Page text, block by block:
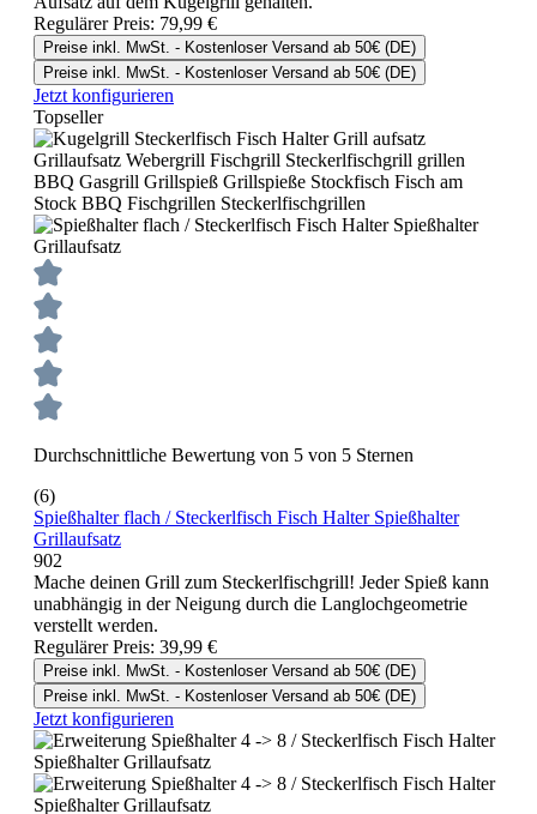
Regulärer Preis: 79,99 €
Preise inkl. MwSt. - Kostenloser Versand ab 50€ (DE)
Preise inkl. MwSt. - Kostenloser Versand ab 50€ (DE)
Jetzt konfigurieren
Topseller
Durchschnittliche Bewertung von 5 von 5 Sternen
(6)
Spießhalter flach / Steckerlfisch Fisch Halter Spießhalter
Grillaufsatz
902
Mache deinen Grill zum Steckerlfischgrill! Jeder Spieß kann
unabhängig in der Neigung durch die Langlochgeometrie
verstellt werden.
Regulärer Preis: 39,99 €
Preise inkl. MwSt. - Kostenloser Versand ab 50€ (DE)
Preise inkl. MwSt. - Kostenloser Versand ab 50€ (DE)
Jetzt konfigurieren